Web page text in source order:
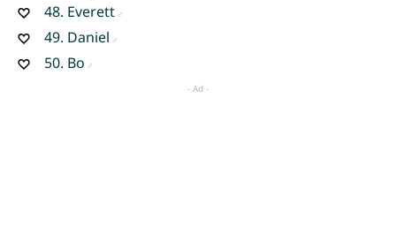
48. Everett
49. Daniel
50. Bo